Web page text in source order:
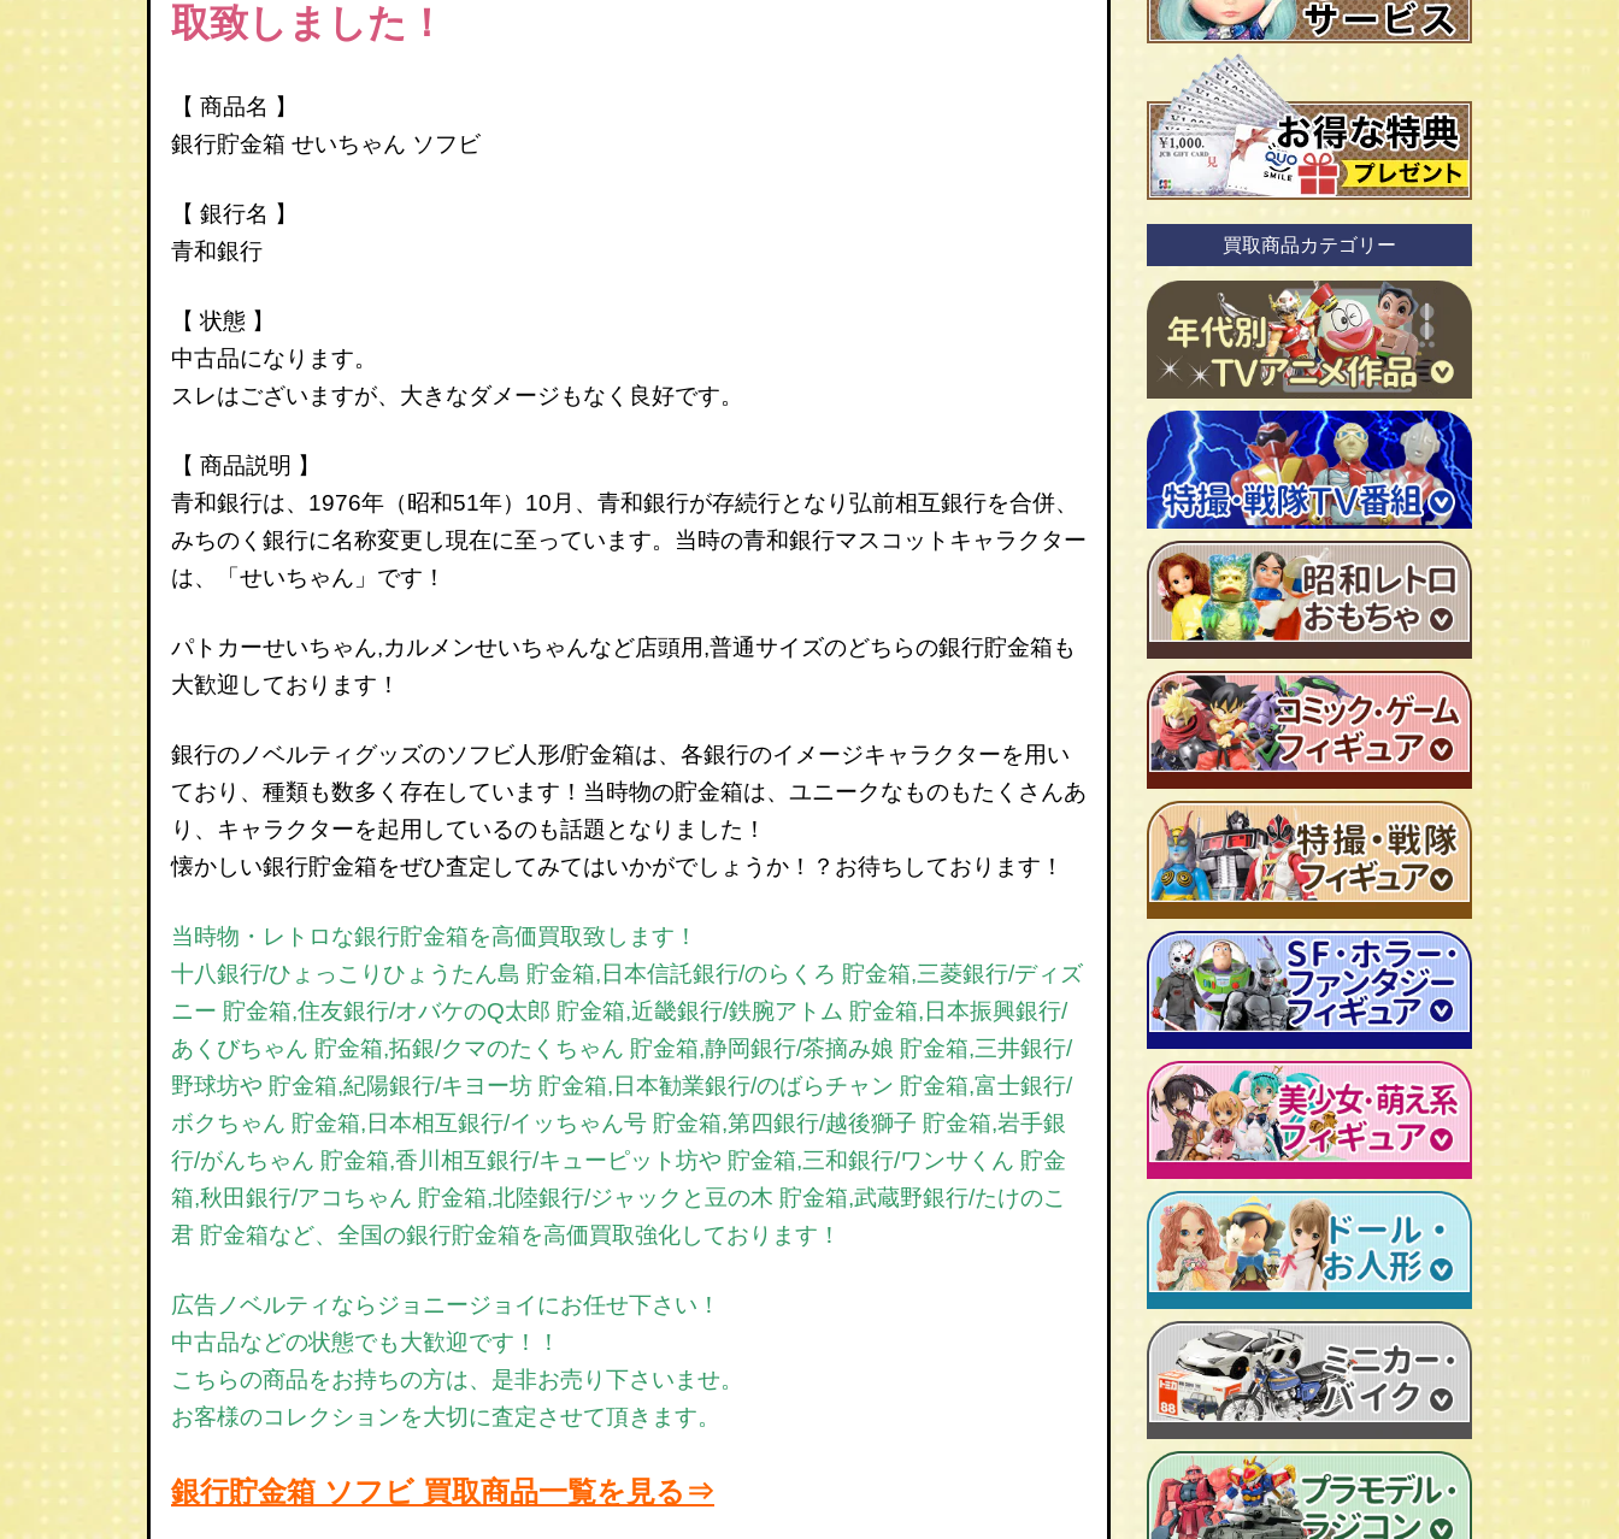
取致しました！
【 商品名 】
銀行貯金箱 せいちゃん ソフビ
【 銀行名 】
青和銀行
【 状態 】
中古品になります。
スレはございますが、大きなダメージもなく良好です。
【 商品説明 】
青和銀行は、1976年（昭和51年）10月、青和銀行が存続行となり弘前相互銀行を合併、
みちのく銀行に名称変更し現在に至っています。当時の青和銀行マスコットキャラクター
は、「せいちゃん」です！
パトカーせいちゃん,カルメンせいちゃんなど店頭用,普通サイズのどちらの銀行貯金箱も
大歓迎しております！
銀行のノベルティグッズのソフビ人形/貯金箱は、各銀行のイメージキャラクターを用い
ており、種類も数多く存在しています！当時物の貯金箱は、ユニークなものもたくさんあ
り、キャラクターを起用しているのも話題となりました！
懐かしい銀行貯金箱をぜひ査定してみてはいかがでしょうか！？お待ちしております！
当時物・レトロな銀行貯金箱を高価買取致します！
十八銀行/ひょっこりひょうたん島 貯金箱,日本信託銀行/のらくろ 貯金箱,三菱銀行/ディズ
ニー 貯金箱,住友銀行/オバケのQ太郎 貯金箱,近畿銀行/鉄腕アトム 貯金箱,日本振興銀行/
あくびちゃん 貯金箱,拓銀/クマのたくちゃん 貯金箱,静岡銀行/茶摘み娘 貯金箱,三井銀行/
野球坊や 貯金箱,紀陽銀行/キヨー坊 貯金箱,日本勧業銀行/のばらチャン 貯金箱,富士銀行/
ボクちゃん 貯金箱,日本相互銀行/イッちゃん号 貯金箱,第四銀行/越後獅子 貯金箱,岩手銀
行/がんちゃん 貯金箱,香川相互銀行/キューピット坊や 貯金箱,三和銀行/ワンサくん 貯金
箱,秋田銀行/アコちゃん 貯金箱,北陸銀行/ジャックと豆の木 貯金箱,武蔵野銀行/たけのこ
君 貯金箱など、全国の銀行貯金箱を高価買取強化しております！
広告ノベルティならジョニージョイにお任せ下さい！
中古品などの状態でも大歓迎です！！
こちらの商品をお持ちの方は、是非お売り下さいませ。
お客様のコレクションを大切に査定させて頂きます。
銀行貯金箱 ソフビ 買取商品一覧を見る⇒
買取商品カテゴリー
ＴＶアニメ作品 1960年代
ＴＶアニメ作品 1970年代
ＴＶアニメ作品 1980年代
特撮・戦隊 TV番組 1960年代
超合金・DX超合金
ソフビ
広告ノベルティグッズ
ジャンボマシンダー
キャラクター消しゴム
ビックリマンシール
ダイアクロン
変身サイボーグ
昭和レトロなミニカー
ミクロマン
レトロプラモデル
旧トランスフォーマー
ビンテージ セルロイド人形
仮面ライダーカード
マルサン/MARUSAN
ブルマァク/BULLMARK
ポピー/POPY
旧タカラ/TAKARA
旧バンダイ/BANDAI
タカトクトイス/T.T
中嶋製作所
ヨネザワ/米澤玩具
ワンピース/ONE PIECE
聖闘士聖矢
キン肉マン
ドラゴンボール
北斗の拳
ルパン三世
鉄人28号
新世紀エヴァンゲリオン
AKIRA/アキラ
ドラゴンクエスト
ファイナルファンタジー/FF
P.O.P
RAH
CCP キン肉マン
超像可動
聖闘士聖衣神話
Figuarts/フィギュアーツ
ワールドコレクタブル
仮面ライダー
ゴジラ
人造人間キカイダー
牙狼-GARO
機動戦士ガンダム
マジンガーＺ
ゲッターロボ
トランスフォーマー
マクロス
メタルヒーローシリーズ
スーパー戦隊
超合金魂
ROBOT魂
RAH
スターウォーズ
プレデター/PREDATOR
エイリアン/ALIEN
ターミネーター
ロボコップ
バットマン
グレムリン
バイオハザード
ディズニー
リビングデッドドールズ/LDD
セーラームーン
魔法少女まどか☆マギカ
フェイト/Fate
武装神姫
魔法少女リリカルなのは
艦隊これくしょん -艦これ-
けいおん！
すーぱーそに子
ブライス/Blythe
スーパードルフィー/ドルフィードリーム
アゾンドール/AZONE
モモコ/momoko
トミカ/TOMICA